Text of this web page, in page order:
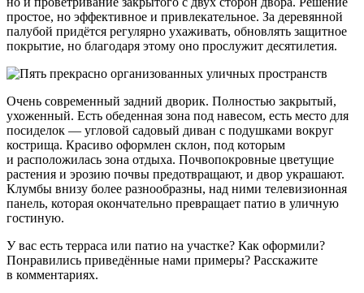
простое, но эффективное и привлекательное. За деревянной
палубой придётся регулярно ухаживать, обновлять защитное
покрытие, но благодаря этому оно прослужит десятилетия.
Очень современный задний дворик. Полностью закрытый,
ухоженный. Есть обеденная зона под навесом, есть место для
посиделок — угловой садовый диван с подушками вокруг
кострища. Красиво оформлен склон, под которым
и расположилась зона отдыха. Почвопокровные цветущие
растения и эрозию почвы предотвращают, и двор украшают.
Клумбы внизу более разнообразны, над ними телевизионная
панель, которая окончательно превращает патио в уличную
гостиную.
У вас есть терраса или патио на участке? Как оформили?
Понравились приведённые нами примеры? Расскажите
в комментариях.